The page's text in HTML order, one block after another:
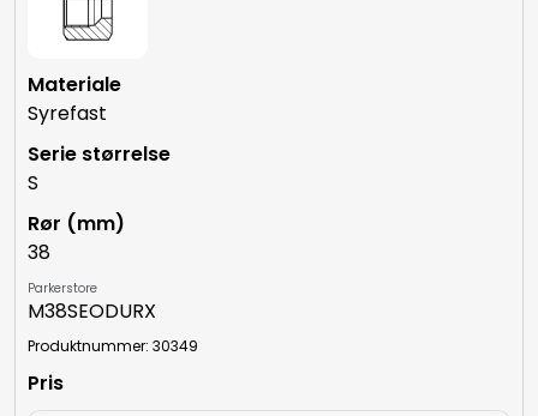
Syrefast
S
38
Parkerstore
M38SEODURX
Produktnummer: 30349